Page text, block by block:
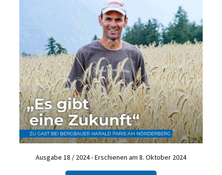
Ausgabe 18 / 2024 - Erschienen am 8. Oktober 2024